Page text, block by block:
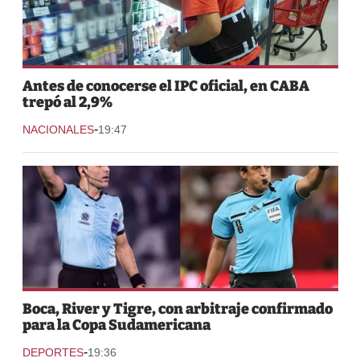
Antes de conocerse el IPC oficial, en CABA
trepó al 2,9%
NACIONALES-19:47
Boca, River y Tigre, con arbitraje confirmado
para la Copa Sudamericana
DEPORTES-19:36